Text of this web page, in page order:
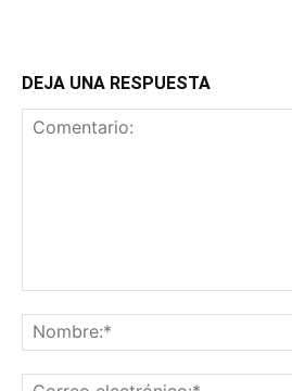
DEJA UNA RESPUESTA